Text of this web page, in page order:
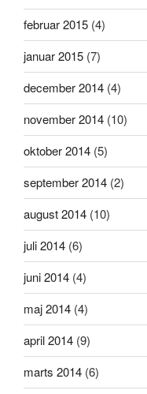
februar 2015 (4)
januar 2015 (7)
december 2014 (4)
november 2014 (10)
oktober 2014 (5)
september 2014 (2)
august 2014 (10)
juli 2014 (6)
juni 2014 (4)
maj 2014 (4)
april 2014 (9)
marts 2014 (6)